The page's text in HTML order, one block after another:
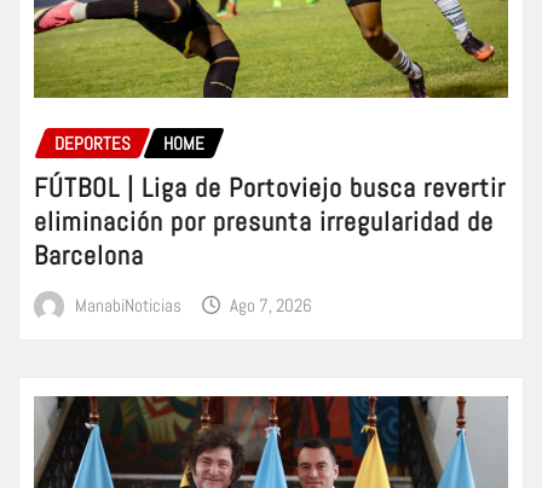
DEPORTES HOME
FÚTBOL | Liga de Portoviejo busca revertir
eliminación por presunta irregularidad de
Barcelona
ManabiNoticias Ago 7, 2026